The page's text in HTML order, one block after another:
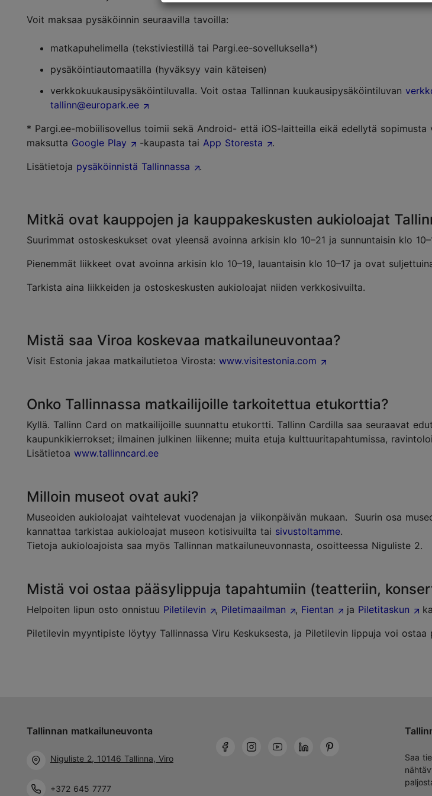
Voit maksaa pysäköinnin seuraavilla tavoilla:
matkapuhelimella (tekstiviestillä tai Pargi.ee-sovelluksella*)
pysäköintiautomaatilla (hyväksyy vain käteisen)
verkkokuukausipysäköintiluvalla. Voit ostaa Tallinnan kuukausipysäköintiluvan
tallinn@europark.ee
* Pargi.ee-mobiilisovellus toimii sekä Android- että iOS-laitteilla eikä edellytä
maksutta Google Play -kaupasta tai App Storesta
.
Lisätietoja pysäköinnistä Tallinnassa .
Mitkä ovat kauppojen ja kauppakeskusten aukioloajat
Suurimmat ostoskeskukset ovat yleensä avoinna arkisin klo 10–21 ja sunnuntaisin klo
Pienemmät liikkeet ovat avoinna arkisin klo 10–19, lauantaisin klo 10–17 ja ovat
Tarkista aina liikkeiden ja ostoskeskusten aukioloajat niiden verkkosivuilta.
Mistä saa Viroa koskevaa matkailuneuvontaa?
Visit Estonia jakaa matkailutietoa Virosta: www.visitestonia.com
Onko Tallinnassa matkailijoille tarkoitettua etukorttia?
Kyllä. Tallinn Card on matkailijoille suunnattu etukortti. Tallinn Cardilla saa seuraavat
kaupunkikierrokset; ilmainen julkinen liikenne; muita etuja kulttuuritapahtumissa,
Lisätietoa www.tallinncard.ee
Milloin museot ovat auki?
Museoiden aukioloajat vaihtelevat vuodenajan ja viikonpäivän mukaan. Suurin osa
kannattaa tarkistaa aukioloajat museon kotisivuilta tai sivustoltamme.
Tietoja aukioloajoista saa myös Tallinnan matkailuneuvonnasta, osoitteessa Niguliste 2.
Mistä voi ostaa pääsylippuja tapahtumiin (teatteriin,
Helpoiten lipun osto onnistuu Piletilevin , Piletimaailman , Fientan ja Piletitaskun
Piletilevin myyntipiste löytyy Tallinnassa Viru Keskuksesta, ja Piletilevin lippuja voi
Tallinnan matkailuneuvonta
Niguliste 2, 10146 Tallinna, Viro
+372 645 7777
Saa